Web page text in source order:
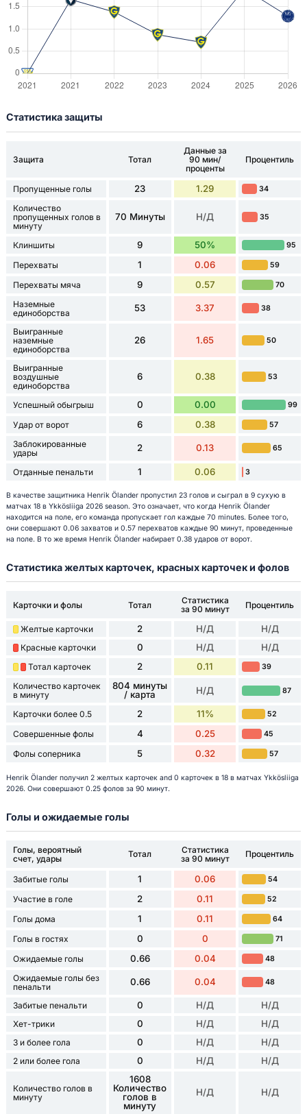
Статистика защиты
Защита Тотал
Данные за
90 мин/
проценты
Процентиль
Пропущенные голы 23 1.29 34
Количество
пропущенных голов в
минуту
70 Минуты Н/Д 35
Клиншиты 9 50% 95
Перехваты 1 0.06 59
Перехваты мяча 9 0.57 70
Наземные
единоборства
53 3.37 38
Выигранные
наземные
единоборства
26 1.65 50
Выигранные
воздушные
единоборства
6 0.38 53
Успешный обыгрыш 0 0.00 99
Удар от ворот 6 0.38 57
Заблокированные
удары
2 0.13 65
Отданные пенальти 1 0.06 3
В качестве защитника Henrik Ölander пропустил 23 голов и сыграл в 9 сухую в
матчах 18 в Ykkösliiga 2026 season. Это означает, что когда Henrik Ölander
находится на поле, его команда пропускает гол каждые 70 minutes. Более того,
они совершают 0.06 захватов и 0.57 перехватов каждые 90 минут, проведенные
на поле. В то же время Henrik Ölander набирает 0.38 ударов от ворот.
Статистика желтых карточек, красных карточек и фолов
Карточки и фолы Тотал
Статистика
за 90 минут
Процентиль
Желтые карточки 2 Н/Д Н/Д
Красные карточки 0 Н/Д Н/Д
Тотал карточек 2 0.11 39
Количество карточек
в минуту
804 минуты
/ карта
Н/Д 87
Карточки более 0.5 2 11% 52
Совершенные фолы 4 0.25 45
Фолы соперника 5 0.32 57
Henrik Ölander получил 2 желтых карточек and 0 карточек в 18 в матчах Ykkösliiga
2026. Они совершают 0.25 фолов за 90 минут.
Голы и ожидаемые голы
Голы, вероятный
счет, удары
Тотал
Статистика
за 90 минут
Процентиль
Забитые голы 1 0.06 54
Участие в голе 2 0.11 52
Голы дома 1 0.11 64
Голы в гостях 0 0 71
Ожидаемые голы 0.66 0.04 48
Ожидаемые голы без
пенальти
0.66 0.04 48
Забитые пенальти 0 Н/Д Н/Д
Хет-трики 0 Н/Д Н/Д
3 и более гола 0 Н/Д Н/Д
2 или более гола 0 Н/Д Н/Д
Количество голов в
минуту
1608
Количество
голов в
минуту
Н/Д Н/Д